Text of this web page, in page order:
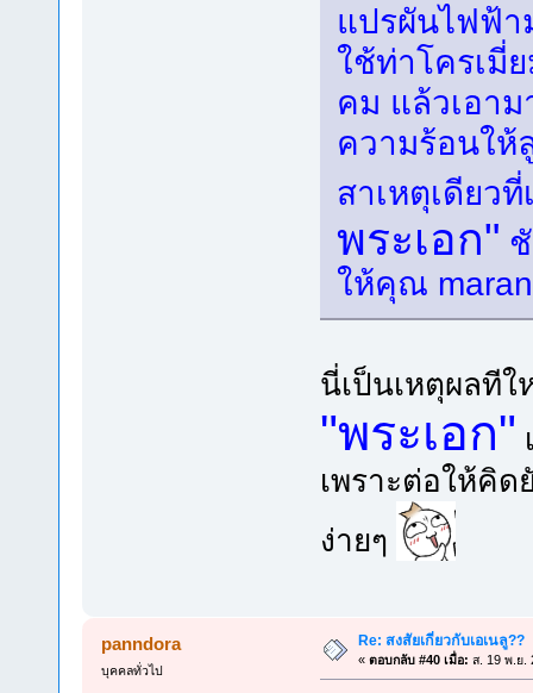
แปรผันไฟฟ้า
ใช้ท่าโครเมี่
คม แล้วเอา
ความร้อนให้
สาเหตุเดียว
พระเอก"
ให้คุณ
นี่เป็นเหตุผลที
"พระเอก"
เพราะต่อให้คิด
ง่ายๆ
panndora
บุคคลทั่วไป
Re: สงสัยเกี่ยวกับเอเนลู??
« ตอบกลับ #40 เมื่อ: ส. 19 พ.ย.